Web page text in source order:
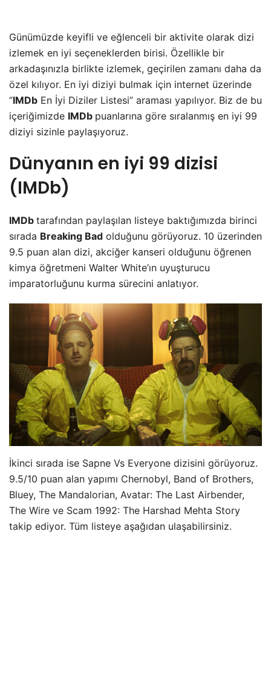
Günümüzde keyifli ve eğlenceli bir aktivite olarak dizi
izlemek en iyi seçeneklerden birisi. Özellikle bir
arkadaşınızla birlikte izlemek, geçirilen zamanı daha da
özel kılıyor. En iyi diziyi bulmak için internet üzerinde
“IMDb En İyi Diziler Listesi” araması yapılıyor. Biz de bu
içeriğimizde IMDb puanlarına göre sıralanmış en iyi 99
diziyi sizinle paylaşıyoruz.
Dünyanın en iyi 99 dizisi
(IMDb)
IMDb tarafından paylaşılan listeye baktığımızda birinci
sırada Breaking Bad olduğunu görüyoruz. 10 üzerinden
9.5 puan alan dizi, akciğer kanseri olduğunu öğrenen
kimya öğretmeni Walter White’ın uyuşturucu
imparatorluğunu kurma sürecini anlatıyor.
İkinci sırada ise Sapne Vs Everyone dizisini görüyoruz.
9.5/10 puan alan yapımı Chernobyl, Band of Brothers,
Bluey, The Mandalorian, Avatar: The Last Airbender,
The Wire ve Scam 1992: The Harshad Mehta Story
takip ediyor. Tüm listeye aşağıdan ulaşabilirsiniz.